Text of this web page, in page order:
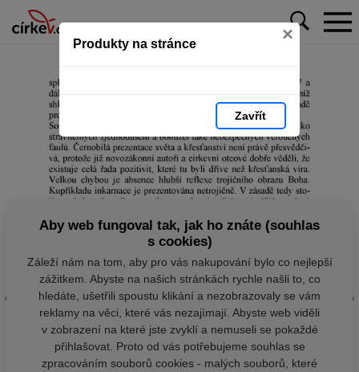
Produkty na stránce ×
Zavřít
Aby web fungoval tak, jak ho znáte (souhlas
s cookies)
Záleží nám na tom, aby pro vás nakupování bylo co nejlepší
zážitkem. Abyste na našich stránkách rychle našli to, co
hledáte, ušetřili spoustu klikání a nezobrazovaly se vám
reklamy na věci, které vás nezajímají. Abyste web viděli
v zobrazení na které jste zvyklí a nemuseli se pokaždé
přihlašovat. Proto od vás potřebujeme souhlas se
zpracováním souborů cookies - malých souborů, které